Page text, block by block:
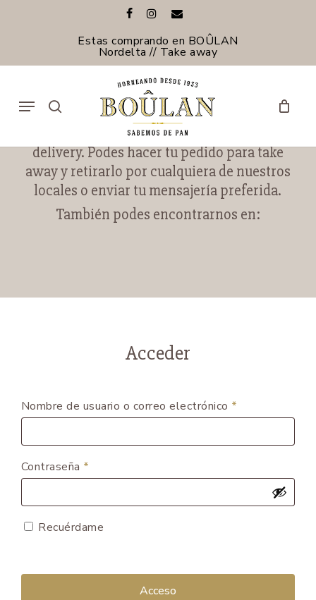
facebookinstagram
email
Estas comprando en BOÛLAN
Nordelta // Take away
Menu
No contamos con servicio propio de
delivery. Podes hacer tu pedido para take
away y retirarlo por cualquiera de nuestros
locales o enviar tu mensajería preferida.
También podes encontrarnos en:
Acceder
Nombre de usuario o correo electrónico *
Contraseña *
Recuérdame
Acceso